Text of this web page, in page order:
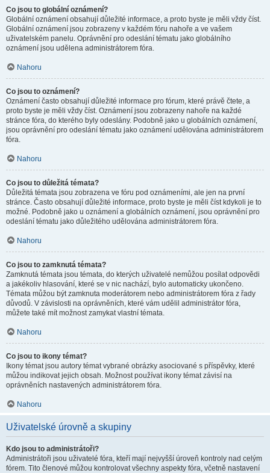
Co jsou to globální oznámení?
Globální oznámení obsahují důležité informace, a proto byste je měli vždy číst.
Globální oznámení jsou zobrazeny v každém fóru nahoře a ve vašem
uživatelském panelu. Oprávnění pro odeslání tématu jako globálního
oznámení jsou udělena administrátorem fóra.
Nahoru
Co jsou to oznámení?
Oznámení často obsahují důležité informace pro fórum, které právě čtete, a
proto byste je měli vždy číst. Oznámení jsou zobrazeny nahoře na každé
stránce fóra, do kterého byly odeslány. Podobně jako u globálních oznámení,
jsou oprávnění pro odeslání tématu jako oznámení udělována administrátorem
fóra.
Nahoru
Co jsou to důležitá témata?
Důležitá témata jsou zobrazena ve fóru pod oznámeními, ale jen na první
stránce. Často obsahují důležité informace, proto byste je měli číst kdykoli je to
možné. Podobně jako u oznámení a globálních oznámení, jsou oprávnění pro
odeslání tématu jako důležitého udělována administrátorem fóra.
Nahoru
Co jsou to zamknutá témata?
Zamknutá témata jsou témata, do kterých uživatelé nemůžou posílat odpovědi
a jakékoliv hlasování, které se v nic nachází, bylo automaticky ukončeno.
Témata můžou být zamknuta moderátorem nebo administrátorem fóra z řady
důvodů. V závislosti na oprávněních, které vám udělil administrátor fóra,
můžete také mít možnost zamykat vlastní témata.
Nahoru
Co jsou to ikony témat?
Ikony témat jsou autory témat vybrané obrázky asociované s příspěvky, které
můžou indikovat jejich obsah. Možnost používat ikony témat závisí na
oprávněních nastavených administrátorem fóra.
Nahoru
Uživatelské úrovně a skupiny
Kdo jsou to administrátoři?
Administrátoři jsou uživatelé fóra, kteří mají nejvyšší úroveň kontroly nad celým
fórem. Tito členové můžou kontrolovat všechny aspekty fóra, včetně nastavení